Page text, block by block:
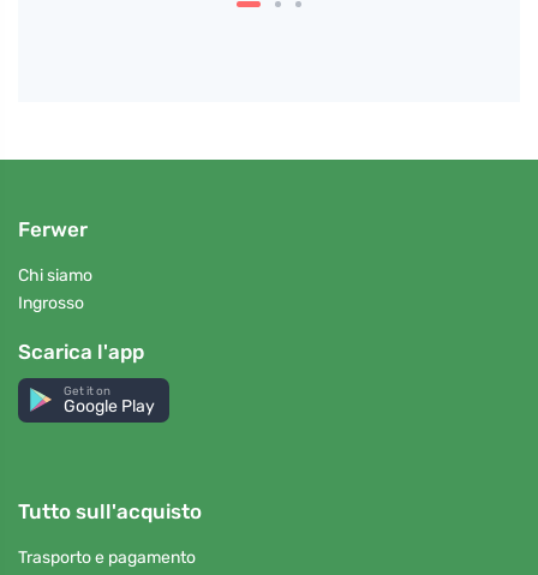
Ferwer
Chi siamo
Ingrosso
Scarica l'app
Get it on
Google Play
Tutto sull'acquisto
Trasporto e pagamento